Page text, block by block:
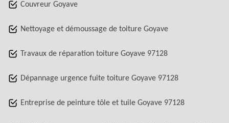
Couvreur Goyave
Nettoyage et démoussage de toiture Goyave
Travaux de réparation toiture Goyave 97128
Dépannage urgence fuite toiture Goyave 97128
Entreprise de peinture tôle et tuile Goyave 97128